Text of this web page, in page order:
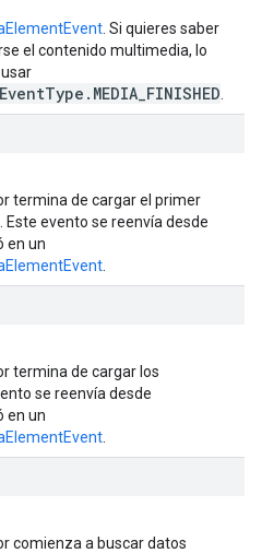
. Si quieres saber
el contenido multimedia, lo
termina de cargar el primer
evento se reenvía desde
en un
termina de cargar los
se reenvía desde
en un
comienza a buscar datos